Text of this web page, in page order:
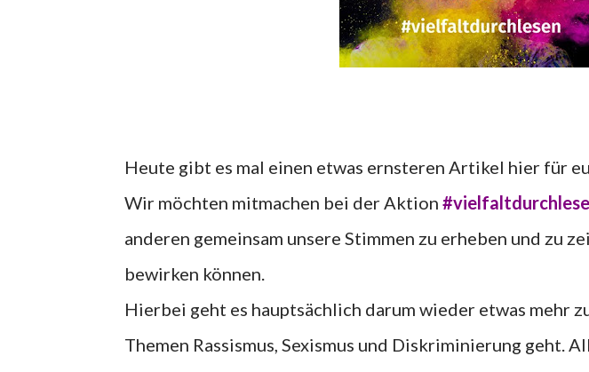
Heute gibt es mal einen etwas ernsteren Artikel hier für
Wir möchten mitmachen bei der Aktion
anderen gemeinsam unsere Stimmen zu erheben und zu
bewirken können.
Hierbei geht es hauptsächlich darum wieder etwas mehr
Themen Rassismus, Sexismus und Diskriminierung geht.